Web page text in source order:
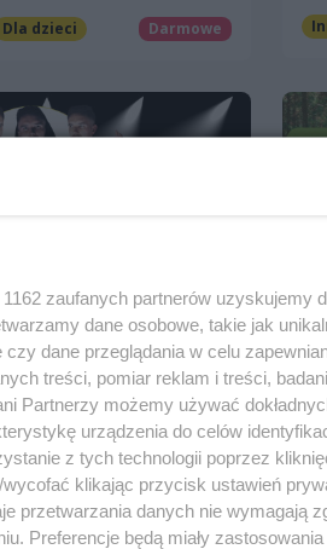
Dla dzieci Darmowe
| Mekwa Street
17
zaufanych partnerów uzyskujemy
dane osobowe, takie jak
dane przeglądania w celu
treści, pomiar reklam i treści,
Partnerzy możemy używać
urządzenia do celów
z tych technologii poprzez
klikając przycisk ustawień
przetwarzania danych nie wymagają
Preferencje będą miały